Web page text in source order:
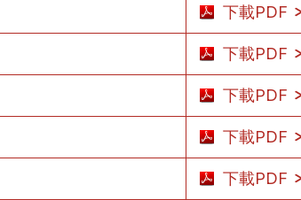
下載PDF
下載PDF
下載PDF
下載PDF
下載PDF